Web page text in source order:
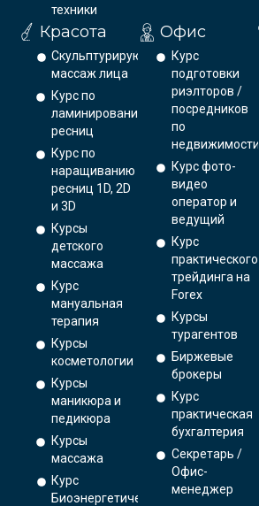
техники
Красота
Скульптурирующий
массаж лица
Курс по
ламинированию
ресниц
Курс по
наращиванию
ресниц 1D, 2D
и 3D
Курсы
детского
массажа
Курс
мануальная
терапия
Курсы
косметологии
Курсы
маникюра и
педикюра
Курсы
массажа
Курс
Биоэнергетический
Офис
Курс
подготовки
риэлторов /
посредников
по
недвижимости
Курс фото-
видео
оператор и
ведущий
Курс
практического
трейдинга на
Forex
Курсы
турагентов
Биржевые
брокеры
Курс
практическая
бухгалтерия
Секретарь /
Офис-
менеджер